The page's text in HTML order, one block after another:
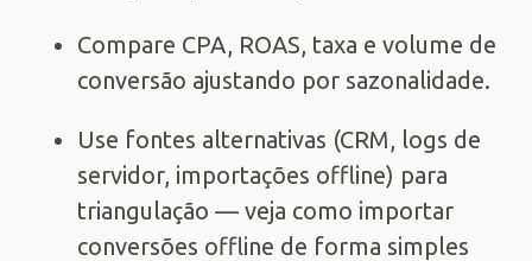
Compare CPA, ROAS, taxa e volume de
conversão ajustando por sazonalidade.
Use fontes alternativas (CRM, logs de
servidor, importações offline) para
triangulação — veja como importar
conversões offline de forma simples